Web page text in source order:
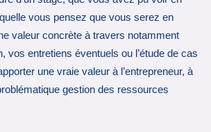
vous pensez que vous serez en
valeur concrète à travers notamment
vos entretiens éventuels ou l’étude de cas
une vraie valeur à l’entrepreneur, à
gestion des ressources